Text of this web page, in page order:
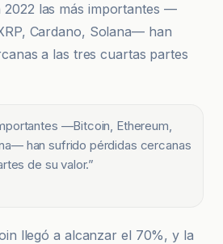
2022 las más importantes —
Cardano, Solana— han
a las tres cuartas partes
—Bitcoin, Ethereum,
han sufrido pérdidas cercanas
de su valor.”
llegó a alcanzar el 70%, y la